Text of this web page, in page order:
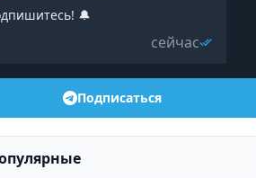
🔔
сейчас
Подписаться